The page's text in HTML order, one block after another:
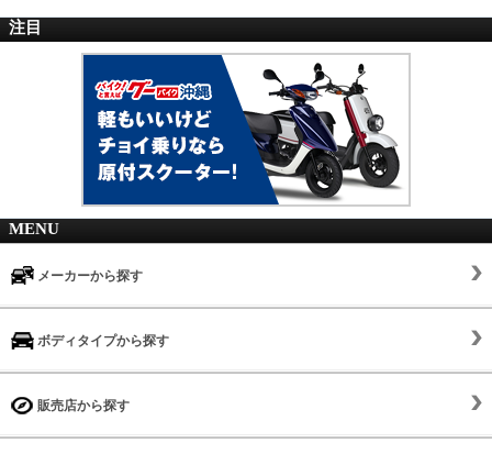
注目
MENU
メーカーから探す
ボディタイプから探す
販売店から探す